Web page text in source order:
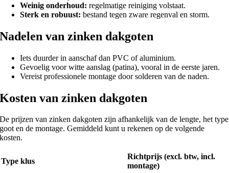
Weinig onderhoud: regelmatige reiniging volstaat.
Sterk en robuust: bestand tegen zware regenval en storm.
Nadelen van zinken dakgoten
Iets duurder in aanschaf dan PVC of aluminium.
Gevoelig voor witte aanslag (patina), vooral in de eerste jaren.
Vereist professionele montage door solderen van de naden.
Kosten van zinken dakgoten
De prijzen van zinken dakgoten zijn afhankelijk van de lengte, het type
goot en de montage. Gemiddeld kunt u rekenen op de volgende
kosten.
Type klus
Richtprijs (excl. btw, incl.
montage)